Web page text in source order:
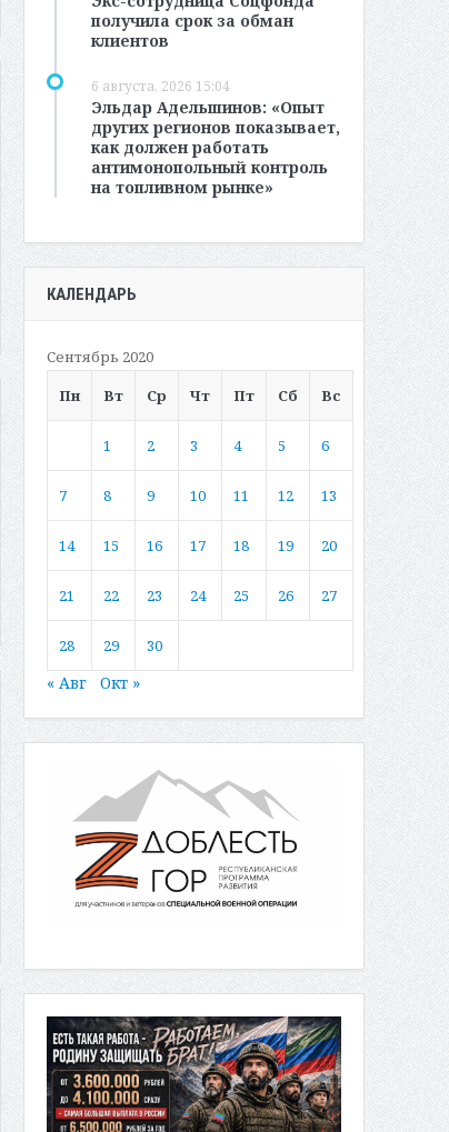
получила срок за обман
клиентов
6 августа, 2026 15:04
Эльдар Адельшинов: «Опыт
других регионов показывает,
как должен работать
антимонопольный контроль
на топливном рынке»
КАЛЕНДАРЬ
Сентябрь 2020
Пн
Вт Ср Чт Пт Сб Вс
1 2 3 4 5 6
7 8 9 10 11 12 13
14 15 16 17 18 19 20
21 22 23 24 25 26 27
28 29 30
« Авг Окт »